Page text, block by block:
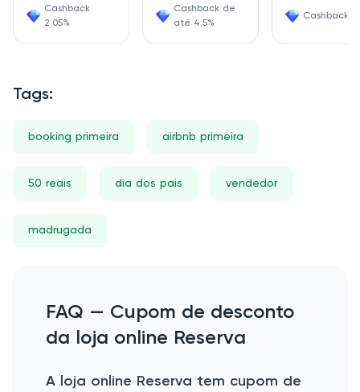
Cashback
2.05%
Cashback de
até 4.5%
Cashback
Tags:
booking primeira airbnb primeira
50 reais dia dos pais vendedor
madrugada
FAQ — Cupom de desconto
da loja online Reserva
A loja online Reserva tem cupom de